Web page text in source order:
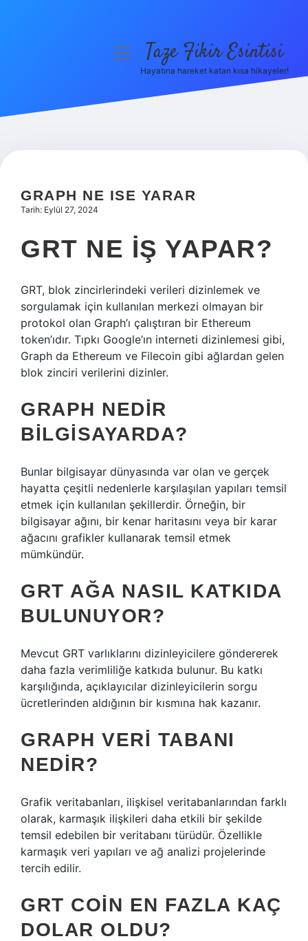
Hakkımızda
menüyüTaze Fikir Esintisi
Hayatına hareket katan kısa hikayeler!
GRAPH NE ISE YARAR
Tarih: Eylül 27, 2024
GRT NE IŞ YAPAR?
GRT, blok zincirlerindeki verileri dizinlemek ve
sorgulamak için kullanılan merkezi olmayan bir
protokol olan Graph’ı çalıştıran bir Ethereum
token’ıdır. Tıpkı Google’ın interneti dizinlemesi gibi,
Graph da Ethereum ve Filecoin gibi ağlardan gelen
blok zinciri verilerini dizinler.
GRAPH NEDIR
BILGISAYARDA?
Bunlar bilgisayar dünyasında var olan ve gerçek
hayatta çeşitli nedenlerle karşılaşılan yapıları temsil
etmek için kullanılan şekillerdir. Örneğin, bir
bilgisayar ağını, bir kenar haritasını veya bir karar
ağacını grafikler kullanarak temsil etmek
mümkündür.
GRT AĞA NASIL KATKIDA
BULUNUYOR?
Mevcut GRT varlıklarını dizinleyicilere göndererek
daha fazla verimliliğe katkıda bulunur. Bu katkı
karşılığında, açıklayıcılar dizinleyicilerin sorgu
ücretlerinden aldığının bir kısmına hak kazanır.
GRAPH VERI TABANI
NEDIR?
Grafik veritabanları, ilişkisel veritabanlarından farklı
olarak, karmaşık ilişkileri daha etkili bir şekilde
temsil edebilen bir veritabanı türüdür. Özellikle
karmaşık veri yapıları ve ağ analizi projelerinde
tercih edilir.
GRT COIN EN FAZLA KAÇ
DOLAR OLDU?